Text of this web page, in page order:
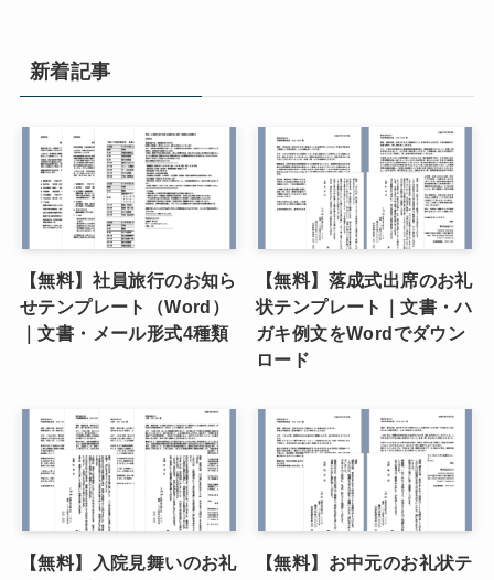
新着記事
【無料】社員旅行のお知ら
せテンプレート（Word）
｜文書・メール形式4種類
【無料】落成式出席のお礼
状テンプレート｜文書・ハ
ガキ例文をWordでダウン
ロード
【無料】入院見舞いのお礼
【無料】お中元のお礼状テ